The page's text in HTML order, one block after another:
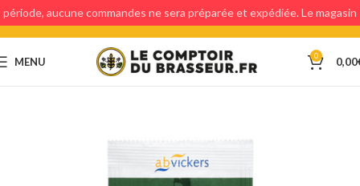
MENU 0 0,00
période, aucune commandes ne sera préparée et expédiée. Le magasin
étant fermé, aucun retraits en magasin ne sera possible.